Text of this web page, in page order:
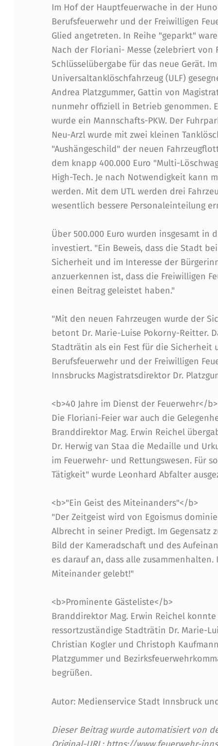
-
F
E
I
E
R
D
E
R
I
N
N
S
B
R
U
C
K
E
R
F
E
E
R
W
E
H
R
E
N
Im Hof der Hauptfeuerwache in der
Berufsfeuerwehr und der Freiwilligen
Glied angetreten. In Reihe "geparkt"
Nach der Floriani- Messe (zelebriert
Schlüsselübergabe für das neue Gerät.
Universaltanklöschfahrzeug (ULF)
Andrea Platzgummer, Gattin von
nunmehr offiziell in Betrieb genommen.
wurde ein Mannschafts-PKW. Der
Neu-Arzl wurde mit zwei kleinen
"Aushängeschild" der neuen
dem knapp 400.000 Euro "Multi-
High-Tech. Je nach Notwendigkeit kann
werden. Mit dem UTL werden drei
wesentlich bessere Personaleinteilung
Über 500.000 Euro wurden insgesamt in
investiert. "Ein Beweis, dass die Stadt
Sicherheit und im Interesse der
anzuerkennen ist, dass die Freiwilligen
einen Beitrag geleistet haben."
"Mit den neuen Fahrzeugen wurde der
betont Dr. Marie-Luise Pokorny-Reitter.
Stadträtin als ein Fest für die Sicherheit
Berufsfeuerwehr und der Freiwilligen
Innsbrucks Magistratsdirektor Dr.
<b>40 Jahre im Dienst der Feuerwehr</b>
Die Floriani-Feier war auch die
Branddirektor Mag. Erwin Reichel
Dr. Herwig van Staa die Medaille und
im Feuerwehr- und Rettungswesen. Für
Tätigkeit" wurde Leonhard Abfalter
<b>"Ein Geist des Miteinanders"</b>
"Der Zeitgeist wird von Egoismus
Albrecht in seiner Predigt. Im Gegensatz
Bild der Kameradschaft und des
es darauf an, dass alle
Miteinander gelebt!"
<b>Prominente Gästeliste</b>
Branddirektor Mag. Erwin Reichel
ressortzuständige Stadträtin Dr. Marie-
Christian Kogler und Christoph
Platzgummer und
begrüßen.
Autor: Medienservice Stadt Innsbruck
Dieser Beitrag wurde automatisiert von